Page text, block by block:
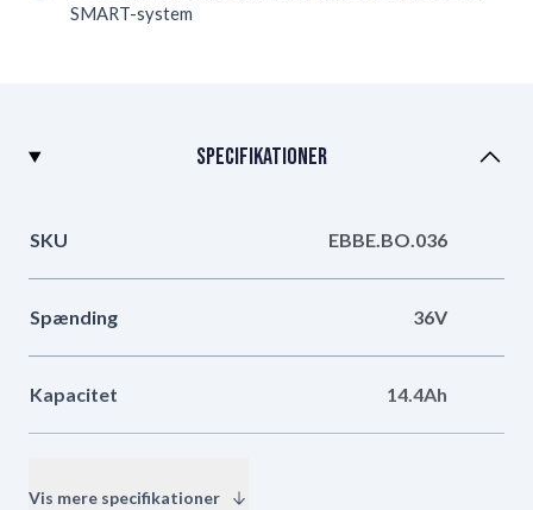
SMART-system
Specifikationer
SKU EBBE.BO.036
Spænding 36V
Kapacitet 14.4Ah
Vis mere specifikationer